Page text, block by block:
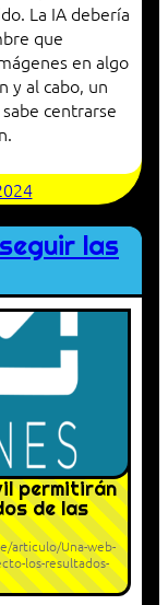
La IA debería
que
en algo
y al cabo, un
centrarse
las
permitirán
de las
articulo/Una-web-
los-resultados-